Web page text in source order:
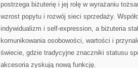
postrzega biżuterię i jej rolę w wyrażaniu
wzrost popytu i rozwój sieci sprzedaży.
indywidualizm i self-expression, a biżuteria
komunikowania osobowości, wartości i
świecie, gdzie tradycyjne znaczniki statusu
akcesoria zyskują nową funkcję.